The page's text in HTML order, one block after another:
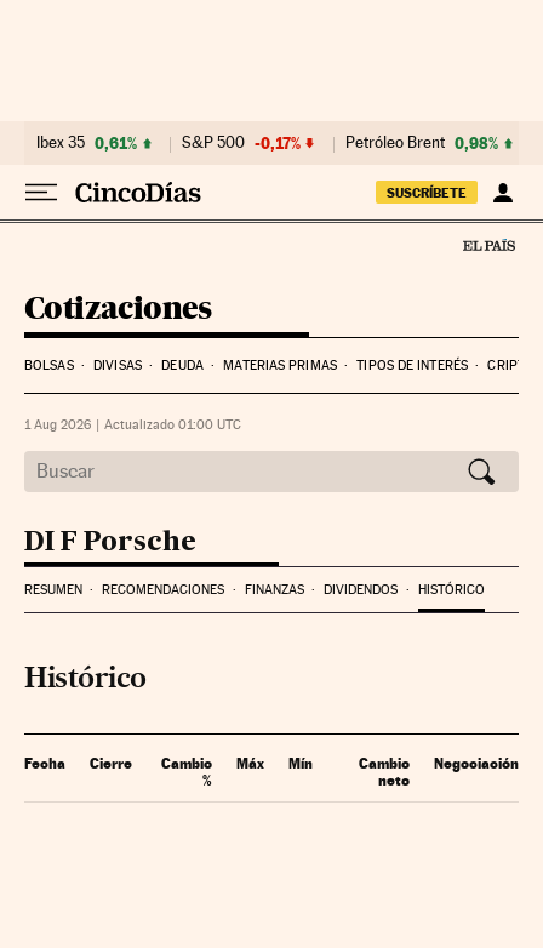
Ibex 35 0,61% S&P 500 -0,17% Petróleo Brent 0,98%
SUSCRÍBETE
Cotizaciones
BOLSAS DIVISAS DEUDA MATERIAS PRIMAS TIPOS DE INTERÉS
1 Aug 2026 | Actualizado 01:00 UTC
DI F Porsche
RESUMEN RECOMENDACIONES FINANZAS DIVIDENDOS HISTÓRICO
Histórico
Fecha Cierre
Cambio
%
Máx Mín
Cambio
neto
Negociación